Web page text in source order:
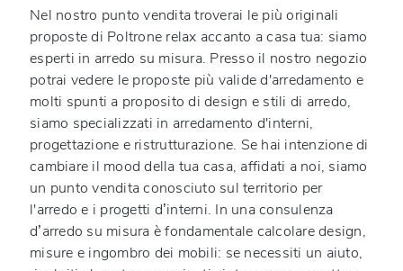
Nel nostro punto vendita troverai le più originali
proposte di Poltrone relax accanto a casa tua: siamo
esperti in arredo su misura. Presso il nostro negozio
potrai vedere le proposte più valide d'arredamento e
molti spunti a proposito di design e stili di arredo,
siamo specializzati in arredamento d'interni,
progettazione e ristrutturazione. Se hai intenzione di
cambiare il mood della tua casa, affidati a noi, siamo
un punto vendita conosciuto sul territorio per
l'arredo e i progetti d’interni. In una consulenza
d’arredo su misura è fondamentale calcolare design,
misure e ingombro dei mobili: se necessiti un aiuto,